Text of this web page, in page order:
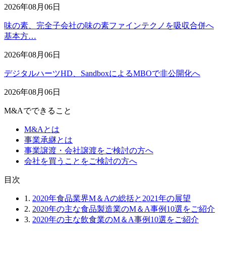
2026年08月06日
味の素、完全子会社の味の素ファインテクノを吸収合併へ
基本方…
2026年08月06日
デジタルハーツHD、SandboxによるMBOで非公開化へ
2026年08月06日
M&Aでできること
M&Aとは
事業承継とは
事業譲渡・会社譲渡をご検討の方へ
会社を買うことをご検討の方へ
⽬次
1. 2020年食品業界M＆Aの総括と2021年の展望
2. 2020年の主な食品製造業のM＆A事例10選をご紹介
3. 2020年の主な飲食業のM＆A事例10選をご紹介